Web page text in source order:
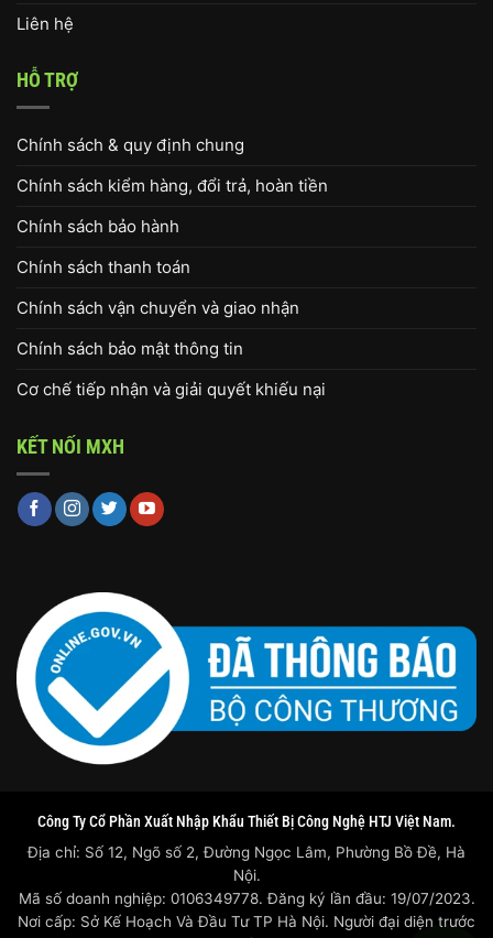
Liên hệ
HỖ TRỢ
Chính sách & quy định chung
Chính sách kiểm hàng, đổi trả, hoàn tiền
Chính sách bảo hành
Chính sách thanh toán
Chính sách vận chuyển và giao nhận
Chính sách bảo mật thông tin
Cơ chế tiếp nhận và giải quyết khiếu nại
KẾT NỐI MXH
Công Ty Cổ Phần Xuất Nhập Khẩu Thiết Bị Công Nghệ HTJ Việt Nam.
Địa chỉ: Số 12, Ngõ số 2, Đường Ngọc Lâm, Phường Bồ Đề, Hà
Nội.
Mã số doanh nghiệp: 0106349778. Đăng ký lần đầu: 19/07/2023.
Nơi cấp: Sở Kế Hoạch Và Đầu Tư TP Hà Nội. Người đại diện trước